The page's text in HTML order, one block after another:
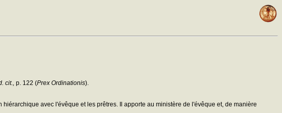
cit., p. 122 (Prex Ordinationis).
avec l'évêque et les prêtres. Il apporte au ministère de l'évêque et, de manière